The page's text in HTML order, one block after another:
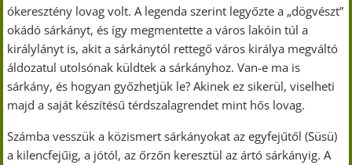
ókeresztény lovag volt. A legenda szerint legyőzte a „dögvészt”
okádó sárkányt, és így megmentette a város lakóin túl a
királylányt is, akit a sárkánytól rettegő város királya megváltó
áldozatul utolsónak küldtek a sárkányhoz. Van-e ma is
sárkány, és hogyan győzhetjük le? Akinek ez sikerül, viselheti
majd a saját készítésű térdszalagrendet mint hős lovag.
Számba vesszük a közismert sárkányokat az egyfejűtől (Süsü)
a kilencfejűig, a jótól, az őrzőn keresztül az ártó sárkányig. A